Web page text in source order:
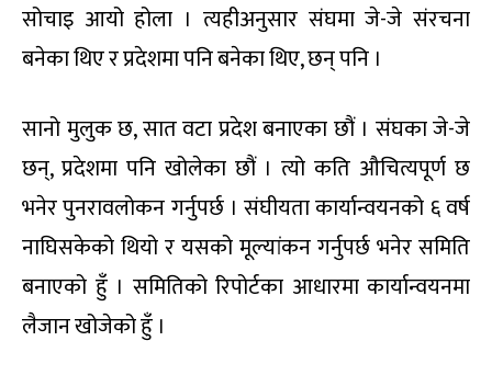
सोचाइ आयो होला । त्यहीअनुसार संघमा जे-जे संरचना
बनेका थिए र प्रदेशमा पनि बनेका थिए, छन् पनि ।
सानो मुलुक छ, सात वटा प्रदेश बनाएका छौं । संघका जे-जे
छन्, प्रदेशमा पनि खोलेका छौं । त्यो कति औचित्यपूर्ण छ
भनेर पुनरावलोकन गर्नुपर्छ । संघीयता कार्यान्वयनको ६ वर्ष
नाघिसकेको थियो र यसको मूल्यांकन गर्नुपर्छ भनेर समिति
बनाएको हुँ । समितिको रिपोर्टका आधारमा कार्यान्वयनमा
लैजान खोजेको हुँ ।